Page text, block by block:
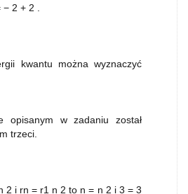
2 + 2 .
kwantu można wyznaczyć
opisanym w zadaniu został
trzeci.
2 i rn = r1 n 2 to n = n 2 i 3 = 3